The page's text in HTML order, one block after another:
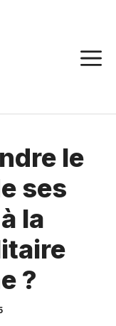
le
ses
la
?